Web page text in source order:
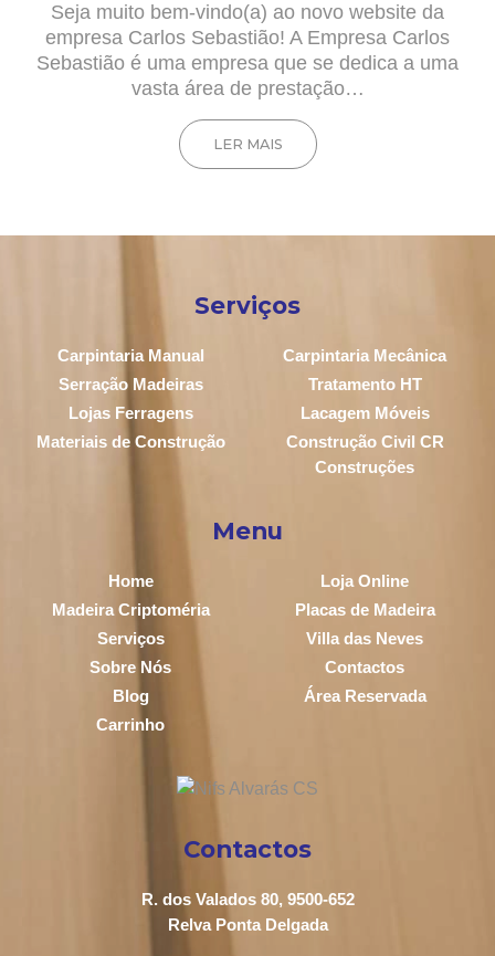
Seja muito bem-vindo(a) ao novo website da
empresa Carlos Sebastião! A Empresa Carlos
Sebastião é uma empresa que se dedica a uma
vasta área de prestação…
LER MAIS
Serviços
Carpintaria Manual
Carpintaria Mecânica
Serração Madeiras
Tratamento HT
Lojas Ferragens
Lacagem Móveis
Materiais de Construção
Construção Civil CR
Construções
Menu
Home
Loja Online
Madeira Criptoméria
Placas de Madeira
Serviços
Villa das Neves
Sobre Nós
Contactos
Blog
Área Reservada
Carrinho
Contactos
R. dos Valados 80, 9500-652
Relva Ponta Delgada